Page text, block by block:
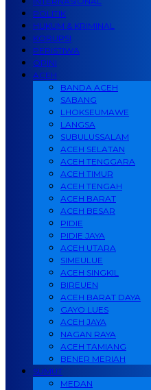
POLITIK
HUKUM & KRIMINAL
KORUPSI
PERISTIWA
OPINI
ACEH
BANDA ACEH
SABANG
LHOKSEUMAWE
LANGSA
SUBULUSSALAM
ACEH SELATAN
ACEH TENGGARA
ACEH TIMUR
ACEH TENGAH
ACEH BARAT
ACEH BESAR
PIDIE
PIDIE JAYA
ACEH UTARA
SIMEULUE
ACEH SINGKIL
BIREUEN
ACEH BARAT DAYA
GAYO LUES
ACEH JAYA
NAGAN RAYA
ACEH TAMIANG
BENER MERIAH
SUMUT
MEDAN